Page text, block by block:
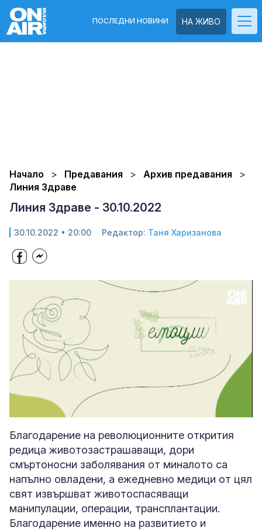
НА ЖИВО
ПОСЛЕДНИ НОВИНИ
Начало Предавания
Архив предавания
Линия Здраве
Линия Здраве - 30.10.2022
30.10.2022 • 20:00 Редактор: Таня Харизанова
Unmute Loaded
3.02%
Благодарение на революционните открития
редица животозастрашаващи, дори
смъртоносни заболявания от миналото са
напълно овладени, а ежедневно медици от цял
свят извършват животоспасяващи
манипулации, операции, трансплантации.
Благодарение именно на развитието и